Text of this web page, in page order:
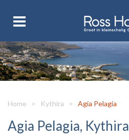
Home > Kythira > Agia Pelagia
Agia Pelagia, Kythira